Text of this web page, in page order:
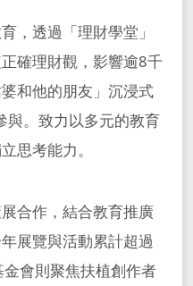
，透過「理財學堂」
確理財觀，影響逾8千
和他的朋友」沉浸式
與。致力以多元的教育
思考能力。
合作，結合教育推廣
展覽與活動累計超過
會則聚焦扶植創作者